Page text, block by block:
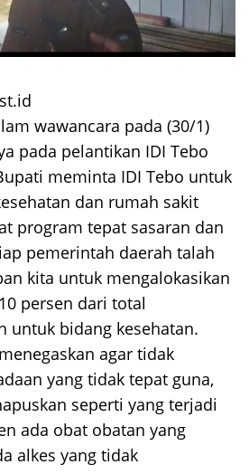
wawancara pada (30/1)
pada pelantikan IDI Tebo
meminta IDI Tebo untuk
dan rumah sakit
program tepat sasaran dan
pemerintah daerah talah
kita untuk mengalokasikan
persen dari total
untuk bidang kesehatan.
agar tidak
yang tidak tepat guna,
seperti yang terjadi
ada obat obatan yang
alkes yang tidak